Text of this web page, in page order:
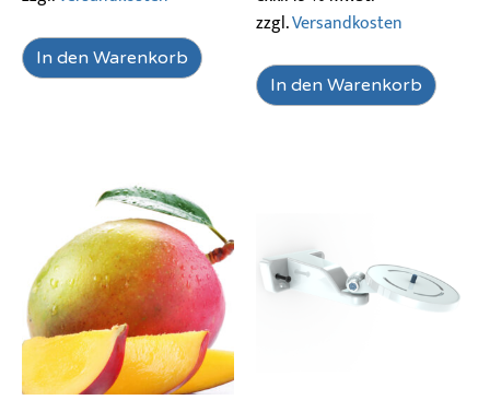
In den Warenkorb
zzgl.Versandkosten
In den Warenkorb